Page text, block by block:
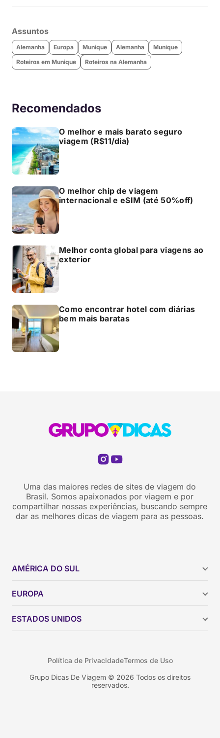
Assuntos
Alemanha Europa Munique Alemanha
Munique
Roteiros em Munique
Roteiros na Alemanha
Recomendados
O melhor e mais barato seguro
viagem (R$11/dia)
O melhor chip de viagem
internacional e eSIM (até 50%off)
Melhor conta global para viagens ao
exterior
Como encontrar hotel com diárias
bem mais baratas
Uma das maiores redes de sites de viagem do
Brasil. Somos apaixonados por viagem e por
compartilhar nossas experiências, buscando sempre
dar as melhores dicas de viagem para as pessoas.
AMÉRICA DO SUL
Brasil
Colômbia
EUROPA
ESTADOS UNIDOS
Nova York
Grupo Dicas De Viagem © 2026 Todos os direitos
reservados.
Política de PrivacidadeTermos de Uso